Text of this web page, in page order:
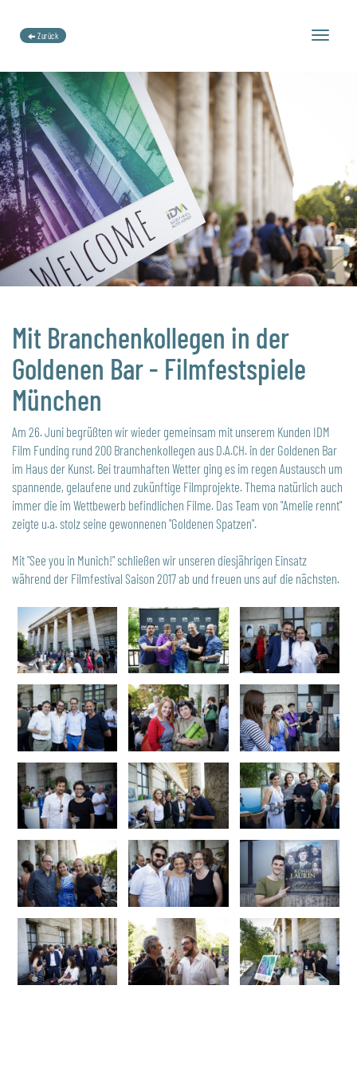
Toggle
Zurück
Mit Branchenkollegen in der
Goldenen Bar - Filmfestspiele
München
Am 26. Juni begrüßten wir wieder gemeinsam mit unserem Kunden IDM
Film Funding rund 200 Branchenkollegen aus D.A.CH. in der Goldenen Bar
im Haus der Kunst. Bei traumhaften Wetter ging es im regen Austausch um
spannende, gelaufene und zukünftige Filmprojekte. Thema natürlich auch
immer die im Wettbewerb befindlichen Filme. Das Team von "Amelie rennt"
zeigte u.a. stolz seine gewonnenen "Goldenen Spatzen".
Mit "See you in Munich!" schließen wir unseren diesjährigen Einsatz
während der Filmfestival Saison 2017 ab und freuen uns auf die nächsten.